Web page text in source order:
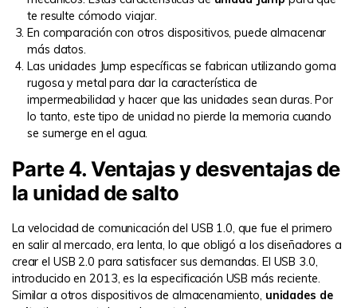
te resulte cómodo viajar.
En comparación con otros dispositivos, puede almacenar
más datos.
Las unidades Jump específicas se fabrican utilizando goma
rugosa y metal para dar la característica de
impermeabilidad y hacer que las unidades sean duras. Por
lo tanto, este tipo de unidad no pierde la memoria cuando
se sumerge en el agua.
Parte 4. Ventajas y desventajas de
la unidad de salto
La velocidad de comunicación del USB 1.0, que fue el primero
en salir al mercado, era lenta, lo que obligó a los diseñadores a
crear el USB 2.0 para satisfacer sus demandas. El USB 3.0,
introducido en 2013, es la especificación USB más reciente.
Similar a otros dispositivos de almacenamiento, unidades de